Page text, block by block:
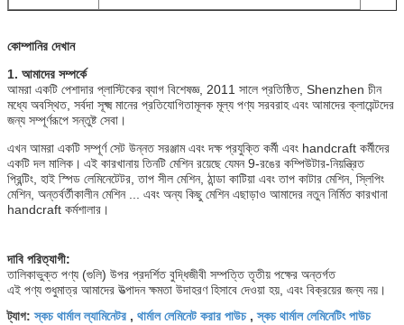
কোম্পানির দেখান
1. আমাদের সম্পর্কে
আমরা একটি পেশাদার প্লাস্টিকের ব্যাগ বিশেষজ্ঞ, 2011 সালে প্রতিষ্ঠিত, Shenzhen চীন
মধ্যে অবস্থিত, সর্বদা সূক্ষ্ম মানের প্রতিযোগিতামূলক মূল্য পণ্য সরবরাহ এবং আমাদের ক্লায়েন্টদের
জন্য সম্পূর্ণরূপে সন্তুষ্ট সেবা।
এখন আমরা একটি সম্পূর্ণ সেট উন্নত সরঞ্জাম এবং দক্ষ প্রযুক্তি কর্মী এবং handcraft কর্মীদের
একটি দল মালিক। এই কারখানায় তিনটি মেশিন রয়েছে যেমন 9-রঙের কম্পিউটার-নিয়ন্ত্রিত
প্রিন্টিং, হাই স্পিড লেমিনেটেটর, তাপ সীল মেশিন, ঠান্ডা কাটিয়া এবং তাপ কাটার মেশিন, স্লিপিং
মেশিন, অন্তর্বর্তীকালীন মেশিন ... এবং অন্য কিছু মেশিন এছাড়াও আমাদের নতুন নির্মিত কারখানা
handcraft কর্মশালার।
দাবি পরিত্যাগী:
তালিকাভুক্ত পণ্য (গুলি) উপর প্রদর্শিত বুদ্ধিজীবী সম্পত্তি তৃতীয় পক্ষের অন্তর্গত
এই পণ্য শুধুমাত্র আমাদের উত্পাদন ক্ষমতা উদাহরণ হিসাবে দেওয়া হয়, এবং বিক্রয়ের জন্য নয়।
ট্যাগ:স্কচ থার্মাল ল্যামিনেটর , থার্মাল লেমিনেট করার পাউচ,স্কচ থার্মাল লেমিনেটিং পাউচ